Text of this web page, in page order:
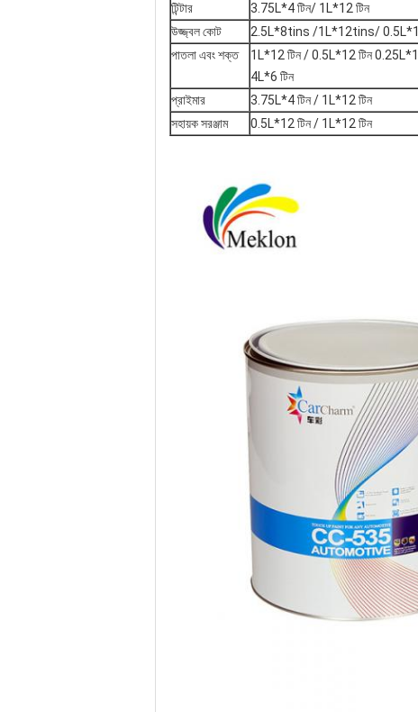
টিন্টার
3.75L*4 টিন/ 1L*12 টিন
উজ্জ্বল কোট
2.5L*8tins /1L*12tins/
পাতলা এবং শক্ত
1L*12 টিন / 0.5L*12 টিন
4L*6 টিন
প্রাইমার
3.75L*4 টিন / 1L*12 টিন
সহায়ক সরঞ্জাম
0.5L*12 টিন / 1L*12 টিন